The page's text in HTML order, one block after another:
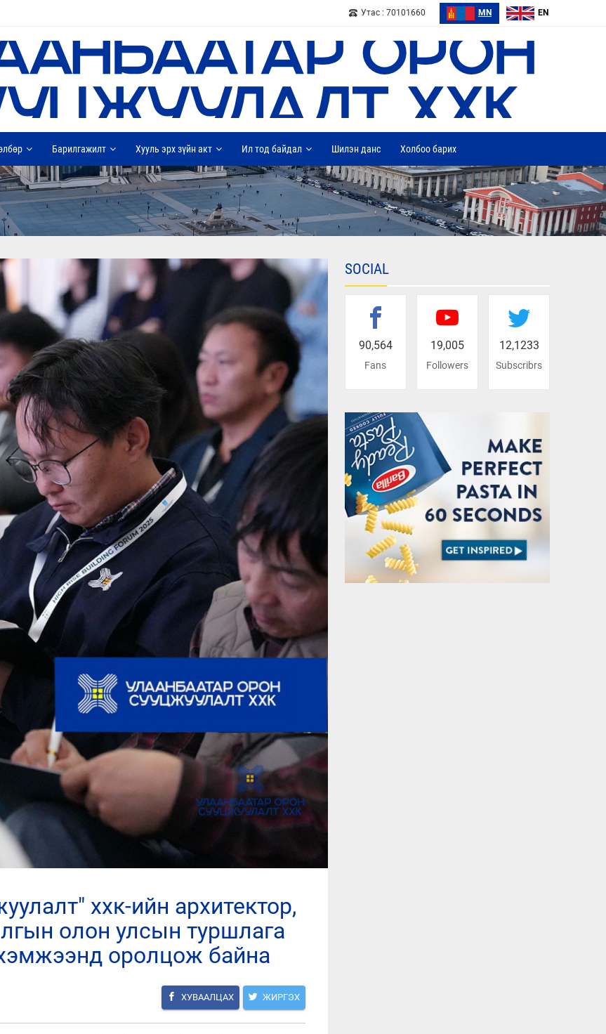
Утас : 70101660 MN EN
Барилгажилт Хууль эрх зүйн акт Ил тод байдал Шилэн данс Холбоо барих
олон улсын туршлага
оролцож байна
ХУВААЛЦАХ ЖИРГЭХ
SOCIAL
90,564
Fans
19,005
Followers
12,1233
Subscribrs